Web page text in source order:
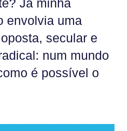
Já minha
envolvia uma
secular e
num mundo
é possível o